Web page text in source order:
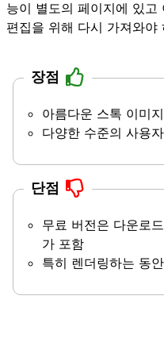
능이 별도의 페이지에 있
편집을 위해 다시 가져와야
장점
아름다운 스톡 이미
다양한 수준의 사용
단점
무료 버전은 다운로
가 포함
특히 렌더링하는 동